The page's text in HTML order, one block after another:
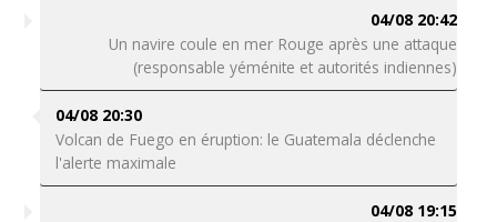
04/08 20:42
Un navire coule en mer Rouge après une attaque
(responsable yéménite et autorités indiennes)
04/08 20:30
Volcan de Fuego en éruption: le Guatemala déclenche
l'alerte maximale
04/08 19:15